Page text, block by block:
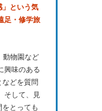
」という気
足・修学旅
動物園など
興味のある
などを質問
そして、見
とっても